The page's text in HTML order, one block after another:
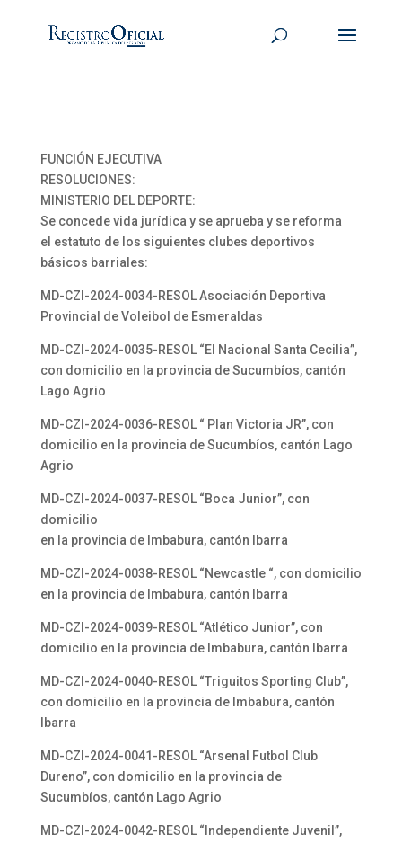
FUNCIÓN EJECUTIVA
RESOLUCIONES:
MINISTERIO DEL DEPORTE:
Se concede vida jurídica y se aprueba y se reforma
el estatuto de los siguientes clubes deportivos
básicos barriales:
MD-CZl-2024-0034-RESOL Asociación Deportiva
Provincial de Voleibol de Esmeraldas
MD-CZl-2024-0035-RESOL “El Nacional Santa Cecilia”,
con domicilio en la provincia de Sucumbíos, cantón
Lago Agrio
MD-CZl-2024-0036-RESOL “ Plan Victoria JR”, con
domicilio en la provincia de Sucumbíos, cantón Lago
Agrio
MD-CZl-2024-0037-RESOL “Boca Junior”, con
domicilio
en la provincia de Imbabura, cantón Ibarra
MD-CZl-2024-0038-RESOL “Newcastle “, con domicilio
en la provincia de Imbabura, cantón Ibarra
MD-CZl-2024-0039-RESOL “Atlético Junior”, con
domicilio en la provincia de Imbabura, cantón Ibarra
MD-CZl-2024-0040-RESOL “Triguitos Sporting Club”,
con domicilio en la provincia de Imbabura, cantón
Ibarra
MD-CZl-2024-0041-RESOL “Arsenal Futbol Club
Dureno”, con domicilio en la provincia de
Sucumbíos, cantón Lago Agrio
MD-CZl-2024-0042-RESOL “Independiente Juvenil”,